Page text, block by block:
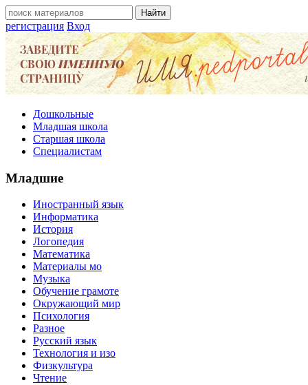
регистрация Вход
Дошкольные
Младшая школа
Старшая школа
Специалистам
Младшие
Иностранный язык
Информатика
История
Логопедия
Математика
Материалы мо
Музыка
Обучение грамоте
Окружающий мир
Психология
Разное
Русский язык
Технология и изо
Физкультура
Чтение